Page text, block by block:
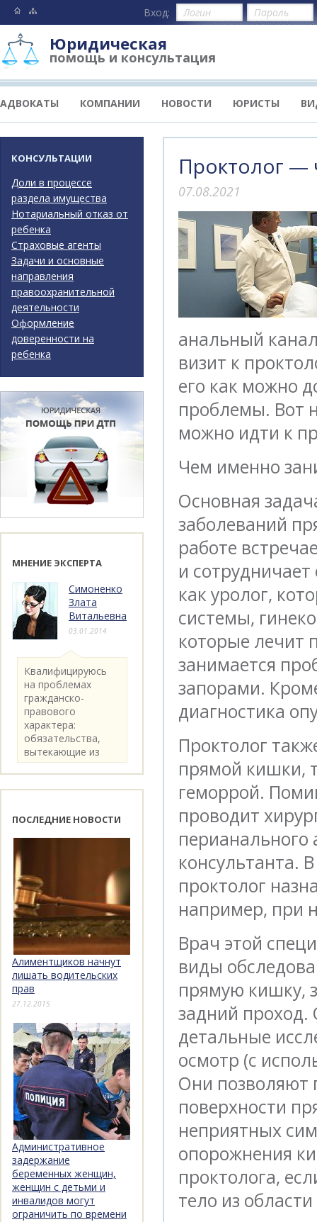
Вход:
Юридическая
помощь и консультация
АДВОКАТЫ КОМПАНИИ НОВОСТИ ЮРИСТЫ
Проктолог —
07.08.2021
анальный
визит к
его как можно
проблемы. Вот
можно идти к
Чем именно
Основная
заболеваний
работе
и
как уролог,
системы,
которые лечит
занимается
запорами.
диагностика
Проктолог
прямой кишки,
геморрой.
проводит
перианального
консультанта.
проктолог
например, при
Врач этой
виды
прямую кишку,
задний проход.
детальные
осмотр (с
Они позволяют
поверхности
неприятных
опорожнения
проктолога,
тело из
КОНСУЛЬТАЦИИ
Доли в процессе
раздела имущества
Нотариальный отказ от
ребенка
Страховые агенты
Задачи и основные
направления
правоохранительной
деятельности
Оформление
доверенности на
ребенка
МНЕНИЕ ЭКСПЕРТА
Симоненко
Злата
Витальевна
03.01.2014
Квалифицируюсь
на проблемах
гражданско-
правового
характера:
обязательства,
вытекающие из
категории..
ПОСЛЕДНИЕ НОВОСТИ
Алиментщиков начнут
лишать водительских
прав
27.12.2015
Административное
задержание
беременных женщин,
женщин с детьми и
инвалидов могут
ограничить по времени